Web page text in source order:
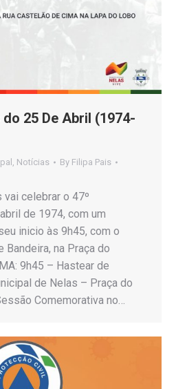
25 De Abril (1974-
, Notícias By Filipa Pais
celebrar o 47º
de 1974, com um
inicio às 9h45, com o
na Praça do
9h45 – Hastear de
de Nelas – Praça do
Comemorativa no…